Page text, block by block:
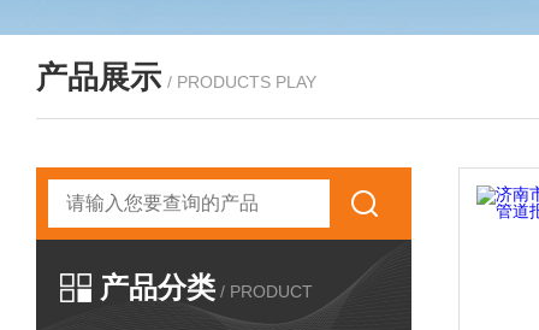
产品展示 / PRODUCTS PLAY
产品分类 / PRODUCT